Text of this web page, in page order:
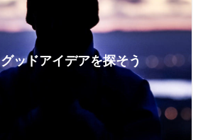
グッドアイデアを探そう